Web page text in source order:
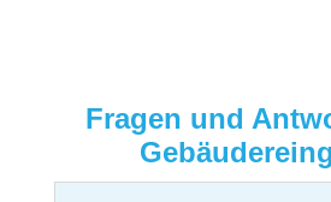
Fragen und